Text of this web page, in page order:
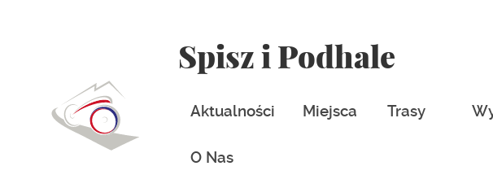
Spisz i Podhale
Aktualności Miejsca Trasy
O Nas